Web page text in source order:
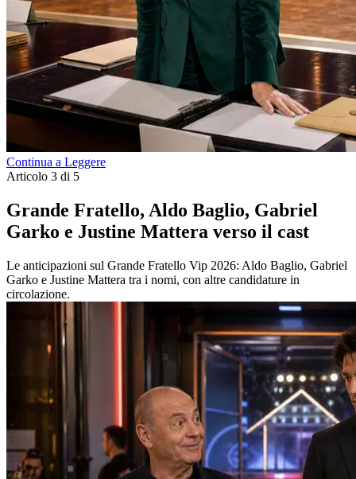
Continua a Leggere
Articolo 3 di 5
Grande Fratello, Aldo Baglio, Gabriel
Garko e Justine Mattera verso il cast
Le anticipazioni sul Grande Fratello Vip 2026: Aldo Baglio, Gabriel
Garko e Justine Mattera tra i nomi, con altre candidature in
circolazione.